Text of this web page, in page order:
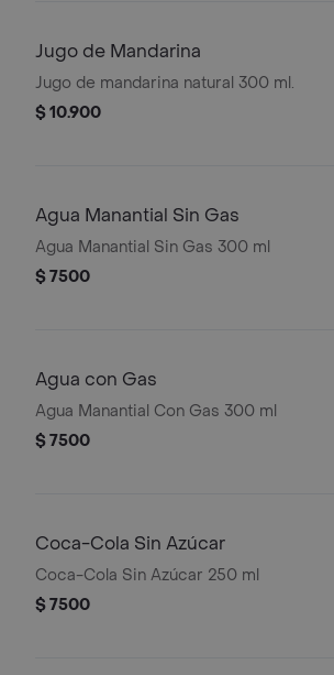
Jugo de Mandarina
Jugo de mandarina natural 300 ml.
$ 10.900
Agua Manantial Sin Gas
Agua Manantial Sin Gas 300 ml
$ 7500
Agua con Gas
Agua Manantial Con Gas 300 ml
$ 7500
Coca-Cola Sin Azúcar
Coca-Cola Sin Azúcar 250 ml
$ 7500